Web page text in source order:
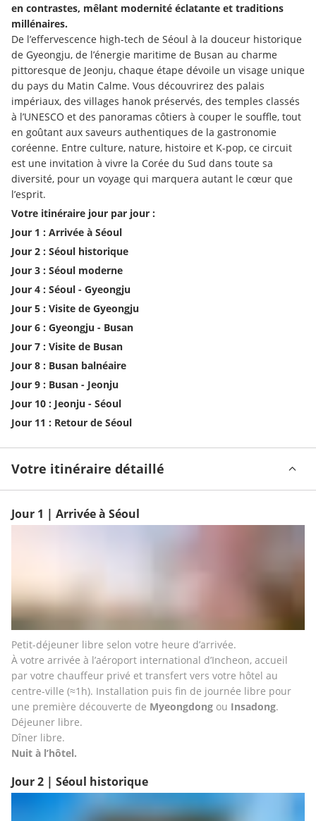
en contrastes, mêlant modernité éclatante et traditions
millénaires.
De l’effervescence high-tech de Séoul à la douceur historique
de Gyeongju, de l’énergie maritime de Busan au charme
pittoresque de Jeonju, chaque étape dévoile un visage unique
du pays du Matin Calme. Vous découvrirez des palais
impériaux, des villages hanok préservés, des temples classés
à l’UNESCO et des panoramas côtiers à couper le souffle, tout
en goûtant aux saveurs authentiques de la gastronomie
coréenne. Entre culture, nature, histoire et K-pop, ce circuit
est une invitation à vivre la Corée du Sud dans toute sa
diversité, pour un voyage qui marquera autant le cœur que
l’esprit.
Votre itinéraire jour par jour :
Jour 1 : Arrivée à Séoul
Jour 2 : Séoul historique
Jour 3 : Séoul moderne
Jour 4 : Séoul - Gyeongju
Jour 5 : Visite de Gyeongju
Jour 6 : Gyeongju - Busan
Jour 7 : Visite de Busan
Jour 8 : Busan balnéaire
Jour 9 : Busan - Jeonju
Jour 10 : Jeonju - Séoul
Jour 11 : Retour de Séoul
Votre itinéraire détaillé
Jour 1 | Arrivée à Séoul
Petit-déjeuner libre selon votre heure d’arrivée.
À votre arrivée à l’aéroport international d’Incheon, accueil
par votre chauffeur privé et transfert vers votre hôtel au
centre-ville (≈1h). Installation puis fin de journée libre pour
une première découverte de Myeongdong ou Insadong.
Déjeuner libre.
Dîner libre.
Nuit à l’hôtel.
Jour 2 | Séoul historique